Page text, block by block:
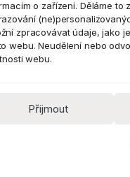
o zařízení. Děláme to
zpracovávat údaje, jako
webu. Neudělení nebo
webu.
Přijmout